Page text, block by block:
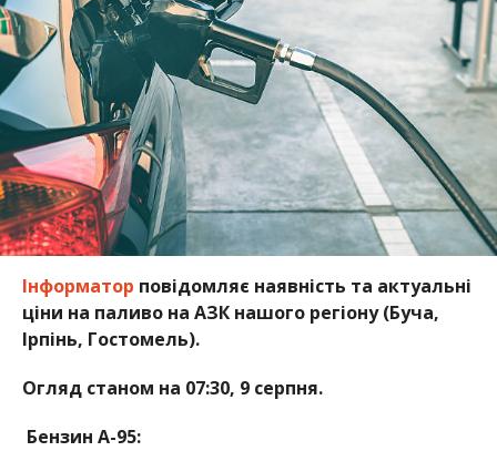
Інформатор повідомляє наявність та актуальні
ціни на паливо на АЗК нашого регіону (Буча,
Ірпінь, Гостомель).
Огляд станом на 07:30, 9 серпня.
Бензин А-95: